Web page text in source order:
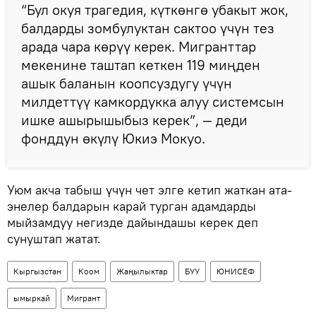
“Бул окуя трагедия, күткөнгө убакыт жок,
балдарды зомбулуктан сактоо үчүн тез
арада чара көрүү керек. Мигранттар
мекенине таштап кеткен 119 миңден
ашык баланын коопсуздугу үчүн
милдеттүү камкордукка алуу системсын
ишке ашырышыбыз керек”, — деди
фонддун өкүлү Юкиэ Мокуо.
Уюм акча табыш үчүн чет элге кетип жаткан ата-
энелер балдарын карай турган адамдарды
мыйзамдуу негизде дайындашы керек деп
сунуштап жатат.
Кыргызстан Коом Жаңылыктар БУУ ЮНИСЕФ
ымыркай Мигрант